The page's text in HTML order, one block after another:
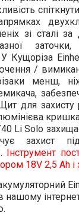
зі сталі
заточки,
У Кущоріза
/
менш,
для захисту
Li Solo
захист
Інструмент
18V 2,5 Ah